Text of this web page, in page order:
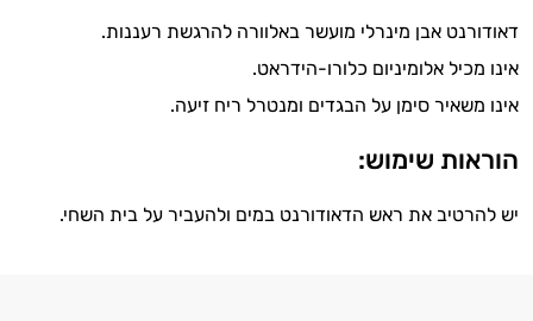
דאודורנט אבן מינרלי מועשר באלוורה להרגשת רעננות.
אינו מכיל אלומיניום כלורו-הידראט.
אינו משאיר סימן על הבגדים ומנטרל ריח זיעה.
הוראות שימוש:
יש להרטיב את ראש הדאודורנט במים ולהעביר על בית השחי.